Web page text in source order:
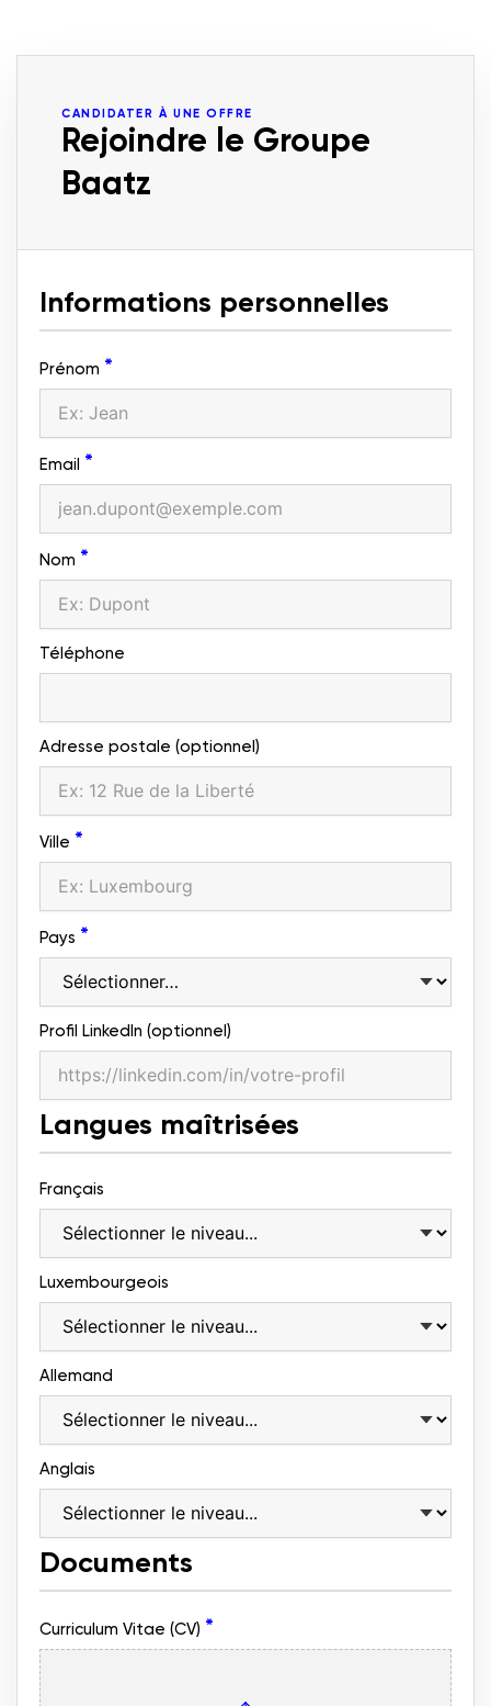
CANDIDATER À UNE OFFRE
Rejoindre le Groupe
Baatz
Informations personnelles
Prénom *
Email *
Nom *
Téléphone
Adresse postale (optionnel)
Ville *
Pays *
Profil LinkedIn (optionnel)
Langues maîtrisées
Français
Luxembourgeois
Allemand
Anglais
Documents
Curriculum Vitae (CV) *